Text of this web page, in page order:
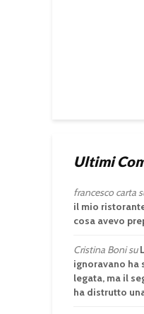
Ultimi
francesco carta
il mio
cosa avevo
Cristina Bonisu
ignoravano ha
legata, ma il
ha distrutto